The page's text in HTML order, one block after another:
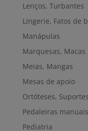
Lenços, Turbantes
Lingerie, Fatos de
Manápulas
Marquesas, Macas
Meias, Mangas
Mesas de apoio
Ortóteses, Suportes
Pedaleiras
Pediatria